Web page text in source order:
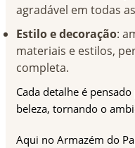
agradável em todas
Estilo e decoração:
materiais e estilos,
completa.
Cada detalhe é
beleza, tornando o
Aqui no Armazém do